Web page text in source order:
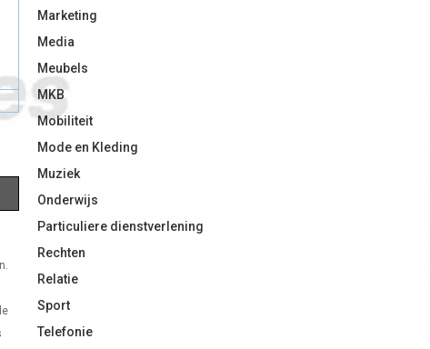
Marketing
Media
Meubels
MKB
Mobiliteit
Mode en Kleding
Muziek
Onderwijs
Particuliere dienstverlening
Rechten
Relatie
Sport
Telefonie